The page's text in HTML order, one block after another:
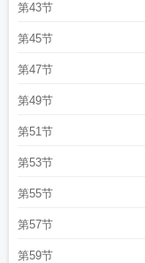
第43节
第45节
第47节
第49节
第51节
第53节
第55节
第57节
第59节